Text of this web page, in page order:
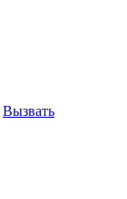
Вызвать